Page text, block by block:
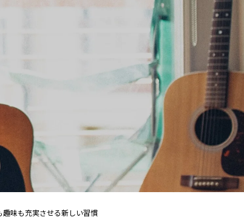
味も充実させる新しい習慣